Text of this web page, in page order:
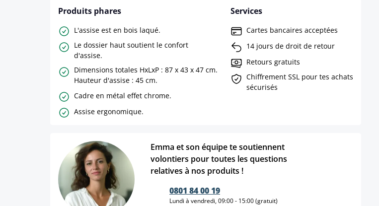
Produits phares
L'assise est en bois laqué.
Le dossier haut soutient le confort
d'assise.
Dimensions totales HxLxP : 87 x 43 x 47 cm.
Hauteur d'assise : 45 cm.
Cadre en métal effet chrome.
Assise ergonomique.
Services
Cartes bancaires acceptées
14 jours de droit de retour
Retours gratuits
Chiffrement SSL pour tes achats
sécurisés
Emma et son équipe te soutiennent
volontiers pour toutes les questions
relatives à nos produits !
0801 84 00 19
Lundi à vendredi, 09:00 - 15:00 (gratuit)